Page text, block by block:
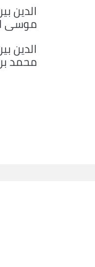
الدين
موسى
الدين
محمد